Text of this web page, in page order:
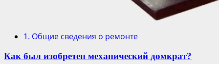
1. Общие сведения о ремонте
Как был изобретен механический домкрат?